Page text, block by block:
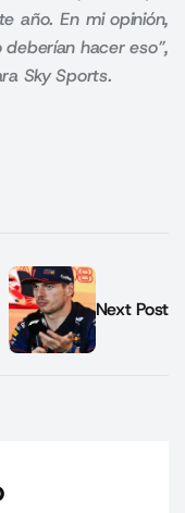
año. En mi opinión,
hacer eso”,
Sky Sports.
Next Post